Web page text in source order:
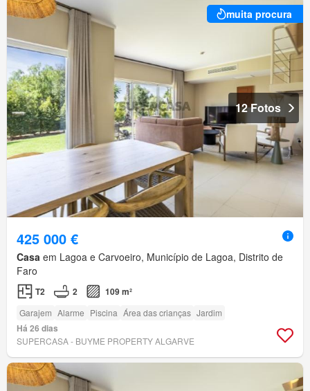
muita procura
12 Fotos
425 000 €
Casa em Lagoa e Carvoeiro, Município de Lagoa, Distrito de
Faro
T2 2 109 m²
Garajem Alarme Piscina Área das crianças Jardim
Há 26 dias
SUPERCASA - BUYME PROPERTY ALGARVE